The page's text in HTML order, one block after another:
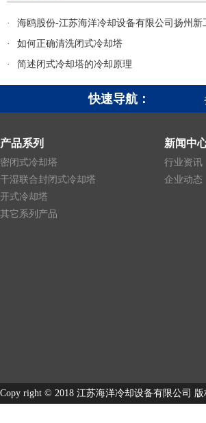
·
海鸥股份-江苏海洋冷却设备有限公司扬州新
·
如何正确清洗闭式冷却塔
·
简述闭式冷却塔的冷却原理
快速导航：
产品系列
密闭式冷却塔
干湿联合封闭式冷却塔
开式冷却塔
其它系列产品
新闻中
行业资讯
企业动态
Copy right © 2018 江苏海洋冷却设备有限公司